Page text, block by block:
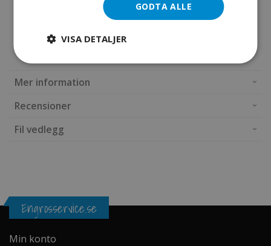
står ute i kulden og har behov for at utstyret fungerer uten
problemer. Med lavt drivstofforbruk og lave utslipp gir LCT
420 en balansert løsning for både ytelse og miljøhensyn.
Mer information
Recensioner
Fil vedlegg
Engrosservice.se
Min konto
GODTA ALLE
VISA DETALJER